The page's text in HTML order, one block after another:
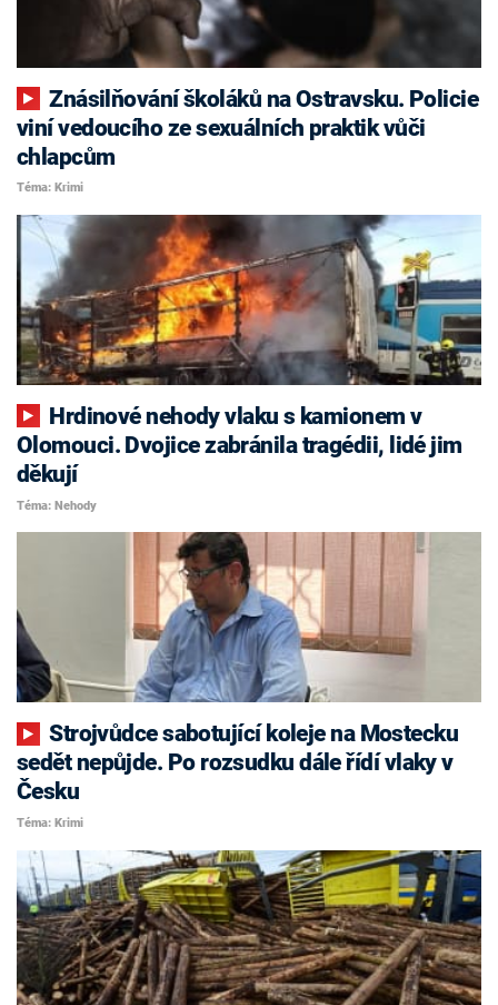
Znásilňování školáků na Ostravsku. Policie
viní vedoucího ze sexuálních praktik vůči
chlapcům
Téma: Krimi
Olomouci. Dvojice zabránila tragédii, lidé jim
děkují
Téma: Nehody
Strojvůdce sabotující koleje na Mostecku
sedět nepůjde. Po rozsudku dále řídí vlaky v
Česku
Téma: Krimi